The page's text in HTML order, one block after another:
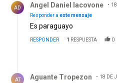
AD Angel Daniel Iacovone
Responder a este mensaje
Es paraguayo
RESPONDER 1 RESPUESTA 0
AT Aguante Tropezon
18 DE